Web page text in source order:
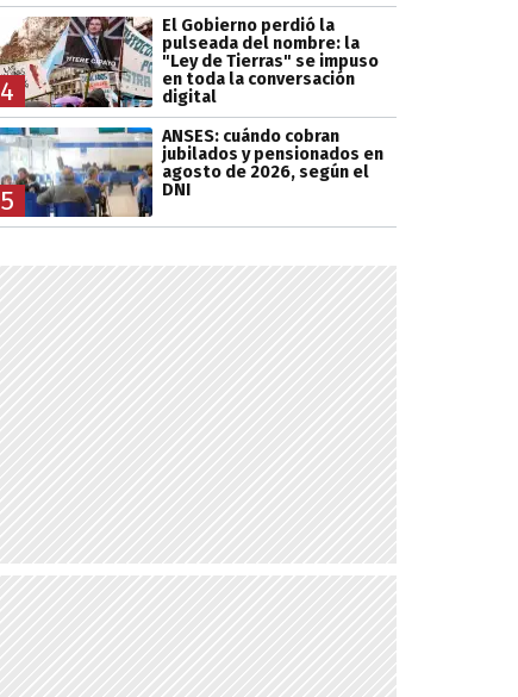
4
El Gobierno perdió la
pulseada del nombre: la
"Ley de Tierras" se impuso
en toda la conversación
digital
5
ANSES: cuándo cobran
jubilados y pensionados en
agosto de 2026, según el
DNI